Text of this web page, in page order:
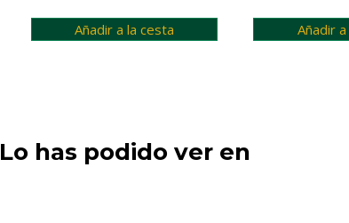
Añadir a la cesta Añadir
Lo has podido ver en